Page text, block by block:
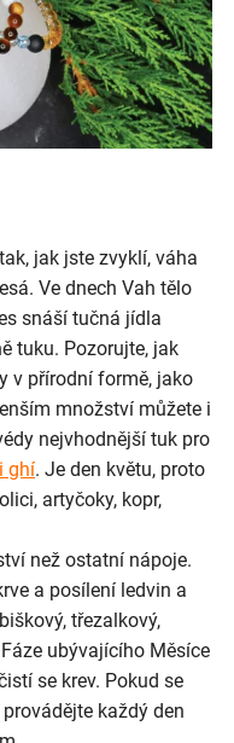
jak jste zvyklí, váha
Ve dnech Vah tělo
snáší tučná jídla
tuku. Pozorujte, jak
v přírodní formě, jako
množství můžete i
nejvhodnější tuk pro
ghí. Je den květu, proto
artyčoky, kopr,
než ostatní nápoje.
a posílení ledvin a
třezalkový,
ubývajícího Měsíce
se krev. Pokud se
každý den